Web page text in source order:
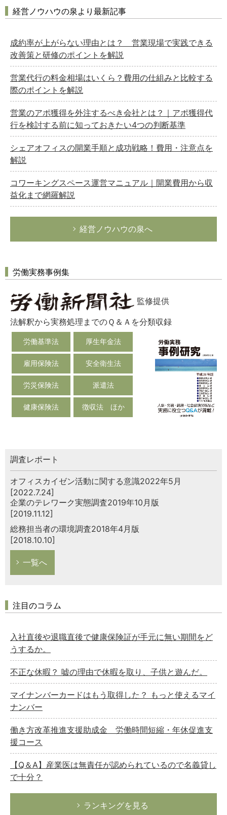
経営ノウハウの泉より最新記事
成約率が上がらない理由とは？ 営業現場で実践できる
改善策と研修のポイントを解説
営業代行の料金相場はいくら？費用の仕組みと比較する
際のポイントを解説
営業のアポ獲得を外注するべき会社とは？｜アポ獲得代
行を検討する前に知っておきたい4つの判断基準
シェアオフィスの開業手順と成功戦略！費用・注意点を
解説
コワーキングスペース運営マニュアル｜開業費用から収
益化まで網羅解説
経営ノウハウの泉へ
労働実務事例集
監修提供
法解釈から実務処理までのＱ＆Ａを分類収録
労働基準法 厚生年金法
雇用保険法 安全衛生法
労災保険法 派遣法
健康保険法 徴収法 ほか
調査レポート
オフィスカイゼン活動に関する意識2022年5月
[2022.7.24]
企業のテレワーク実態調査2019年10月版
[2019.11.12]
総務担当者の環境調査2018年4月版
[2018.10.10]
一覧へ
注目のコラム
入社直後や退職直後で健康保険証が手元に無い期間をど
うするか。
不正な休暇？ 嘘の理由で休暇を取り、子供と遊んだ。
マイナンバーカードはもう取得した？ もっと使えるマイ
ナンバー
働き方改革推進支援助成金 労働時間短縮・年休促進支
援コース
【Q＆A】産業医は無責任が認められているので名義貸し
で十分？
ランキングを見る